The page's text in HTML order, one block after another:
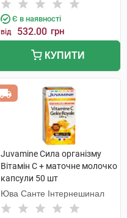
Є в наявності
від 532.00 грн
КУПИТИ
Juvamine Сила організму
Вітамін C + маточне молочко
капсули 50 шт
Юва Санте Інтернешинал